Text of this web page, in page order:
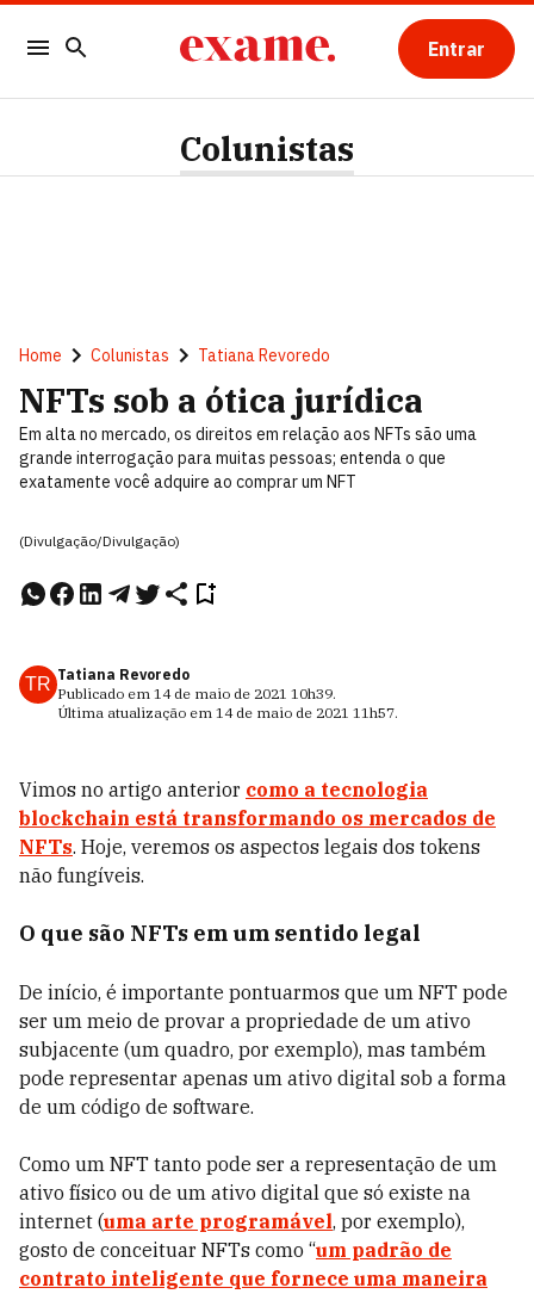
Entrar
Colunistas
Home Colunistas Tatiana Revoredo
NFTs sob a ótica jurídica
Em alta no mercado, os direitos em relação aos NFTs são uma
grande interrogação para muitas pessoas; entenda o que
exatamente você adquire ao comprar um NFT
(Divulgação/Divulgação)
TR Tatiana Revoredo
Publicado em 14 de maio de 2021 10h39.
Última atualização em 14 de maio de 2021 11h57.
Vimos no artigo anterior como a tecnologia
blockchain está transformando os mercados de
NFTs. Hoje, veremos os aspectos legais dos tokens
não fungíveis.
O que são NFTs em um sentido legal
De início, é importante pontuarmos que um NFT pode
ser um meio de provar a propriedade de um ativo
subjacente (um quadro, por exemplo), mas também
pode representar apenas um ativo digital sob a forma
de um código de software.
Como um NFT tanto pode ser a representação de um
ativo físico ou de um ativo digital que só existe na
internet (uma arte programável, por exemplo),
gosto de conceituar NFTs como “um padrão de
contrato inteligente que fornece uma maneira